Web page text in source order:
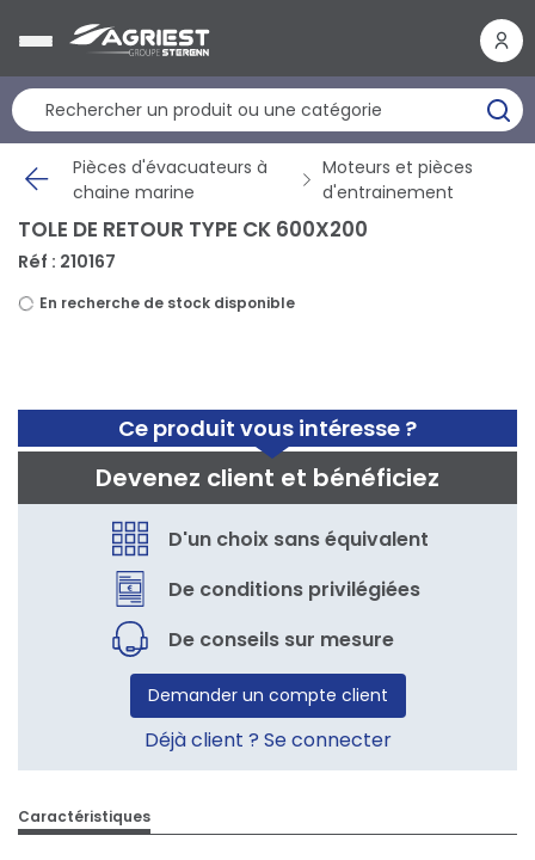
Pièces d'évacuateurs à
chaine marine
Moteurs et pièces
d'entrainement
Ce produit vous intéresse ?
Devenez client et bénéficiez
D'un choix sans équivalent
De conditions privilégiées
De conseils sur mesure
Demander un compte client
Déjà client ? Se connecter
TOLE DE RETOUR TYPE CK 600X200
Réf : 210167
En recherche de stock disponible
Caractéristiques